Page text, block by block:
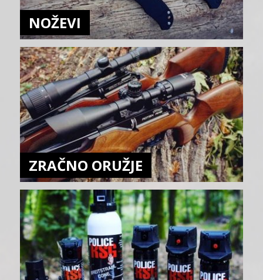
NOŽEVI
ZRAČNO ORUŽJE